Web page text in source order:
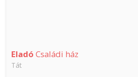
Eladó Családi ház
Tát